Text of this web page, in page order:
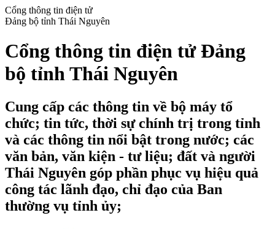
Cổng thông tin điện tử
Đảng bộ tỉnh Thái Nguyên
Cổng thông tin điện tử Đảng
bộ tỉnh Thái Nguyên
Cung cấp các thông tin về bộ máy tổ
chức; tin tức, thời sự chính trị trong tỉnh
và các thông tin nổi bật trong nước; các
văn bản, văn kiện - tư liệu; đất và người
Thái Nguyên góp phần phục vụ hiệu quả
công tác lãnh đạo, chỉ đạo của Ban
thường vụ tỉnh ủy;